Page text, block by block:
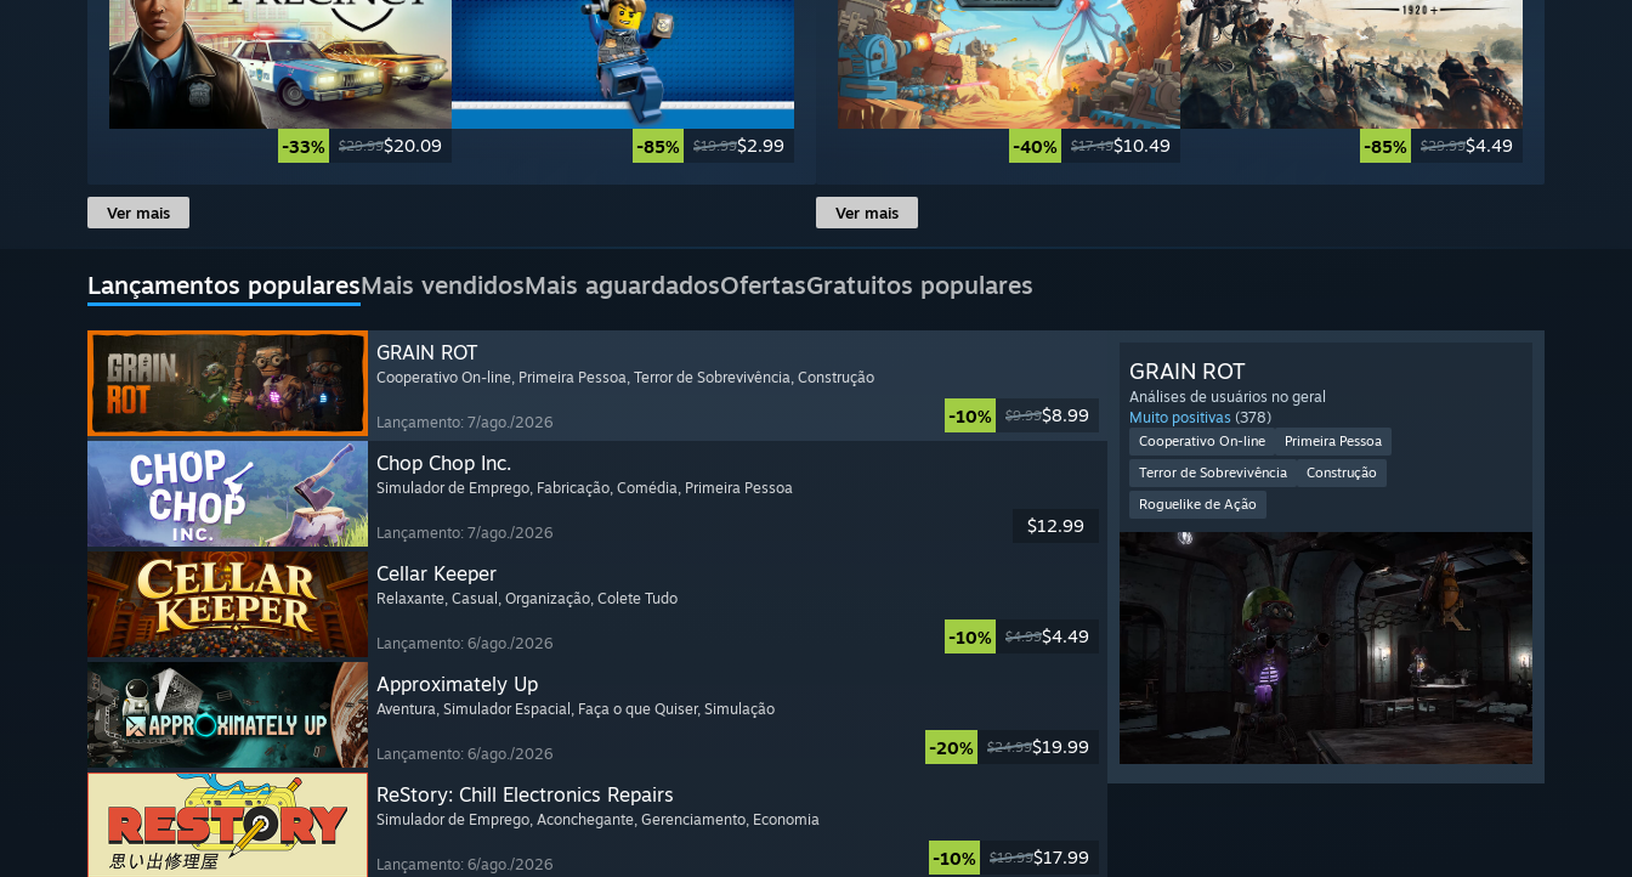
-33% $29.99$20.09 -85% $19.99$2.99
Ver mais
-40% $17.49$10.49 -85% $29.99$4.49
Ver mais
Lançamentos popularesMais vendidosMais aguardadosOfertasGratuitos populares
GRAIN ROT
Cooperativo On-line, Primeira Pessoa, Terror de Sobrevivência, Construção
Lançamento: 7/ago./2026 -10% $9.99$8.99
Chop Chop Inc.
Simulador de Emprego, Fabricação, Comédia, Primeira Pessoa
Lançamento: 7/ago./2026 $12.99
Cellar Keeper
Relaxante, Casual , Organização, Colete Tudo
Lançamento: 6/ago./2026 -10% $4.99$4.49
Approximately Up
Aventura, Simulador Espacial , Faça o que Quiser, Simulação
Lançamento: 6/ago./2026 -20% $24.99$19.99
ReStory: Chill Electronics Repairs
Simulador de Emprego, Aconchegante, Gerenciamento, Economia
Lançamento: 6/ago./2026 -10% $19.99$17.99
GRAIN ROT
Análises de usuários no geral
Muito positivas (378)
Cooperativo On-line
Primeira Pessoa
Terror de Sobrevivência
Construção
Roguelike de Ação